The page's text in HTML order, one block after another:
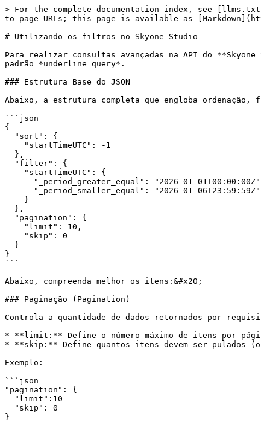
> For the complete documentation index, see
to page URLs; this page is available as
# Utilizando os filtros no Skyone Studio
Para realizar consultas avançadas na API do
padrão *underline query*.
### Estrutura Base do JSON
Abaixo, a estrutura completa que engloba ordenação,
```json
{
}
```
Abaixo, compreenda melhor os itens:&#x20;
### Paginação (Pagination)
Controla a quantidade de dados retornados por
* **limit:** Define o número máximo de itens por
* **skip:** Define quantos itens devem ser pulados
Exemplo:
```json
"pagination": {
}